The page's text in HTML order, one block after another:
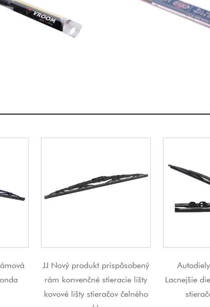
lišty
čelného
Autodiely JJ Low MOQ
Lacnejšie diely príslušenstva k
stieračom do auta